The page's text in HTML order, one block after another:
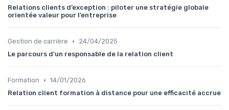
Relations clients d’exception : piloter une stratégie globale
orientée valeur pour l’entreprise
Gestion de carrière •
24/04/2025
Le parcours d'un responsable de la relation client
Formation • 14/01/2026
Relation client formation à distance pour une efficacité accrue